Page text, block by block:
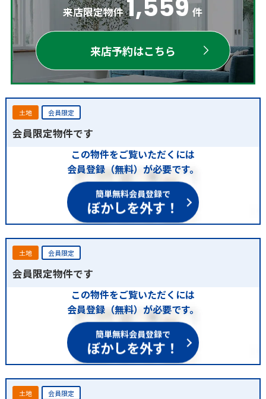
来店限定物件 1,559 件
来店予約はこちら
土地 会員限定
会員限定物件です
この物件をご覧いただくには
会員登録（無料）が必要です。
簡単無料会員登録で
ぼかしを外す！
土地 会員限定
会員限定物件です
この物件をご覧いただくには
会員登録（無料）が必要です。
簡単無料会員登録で
ぼかしを外す！
土地 会員限定